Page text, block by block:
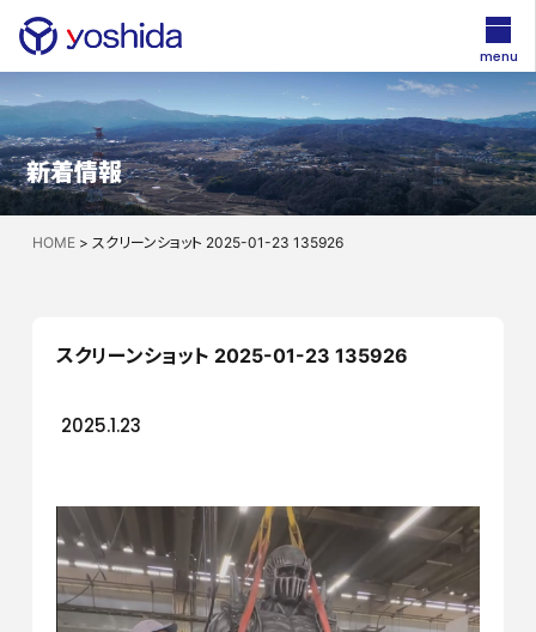
新着情報
HOME> スクリーンショット 2025-01-23 135926
スクリーンショット 2025-01-23 135926
2025.1.23
menu